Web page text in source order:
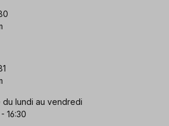
lundi au vendredi
16:30